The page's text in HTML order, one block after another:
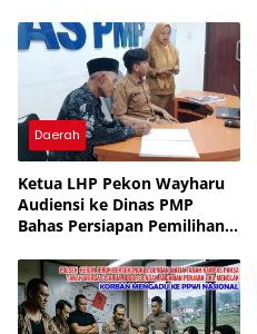
Daerah
Ketua LHP Pekon Wayharu
Audiensi ke Dinas PMP
Bahas Persiapan Pemilihan